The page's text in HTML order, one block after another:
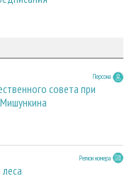
Персона
совета при
Регион номера